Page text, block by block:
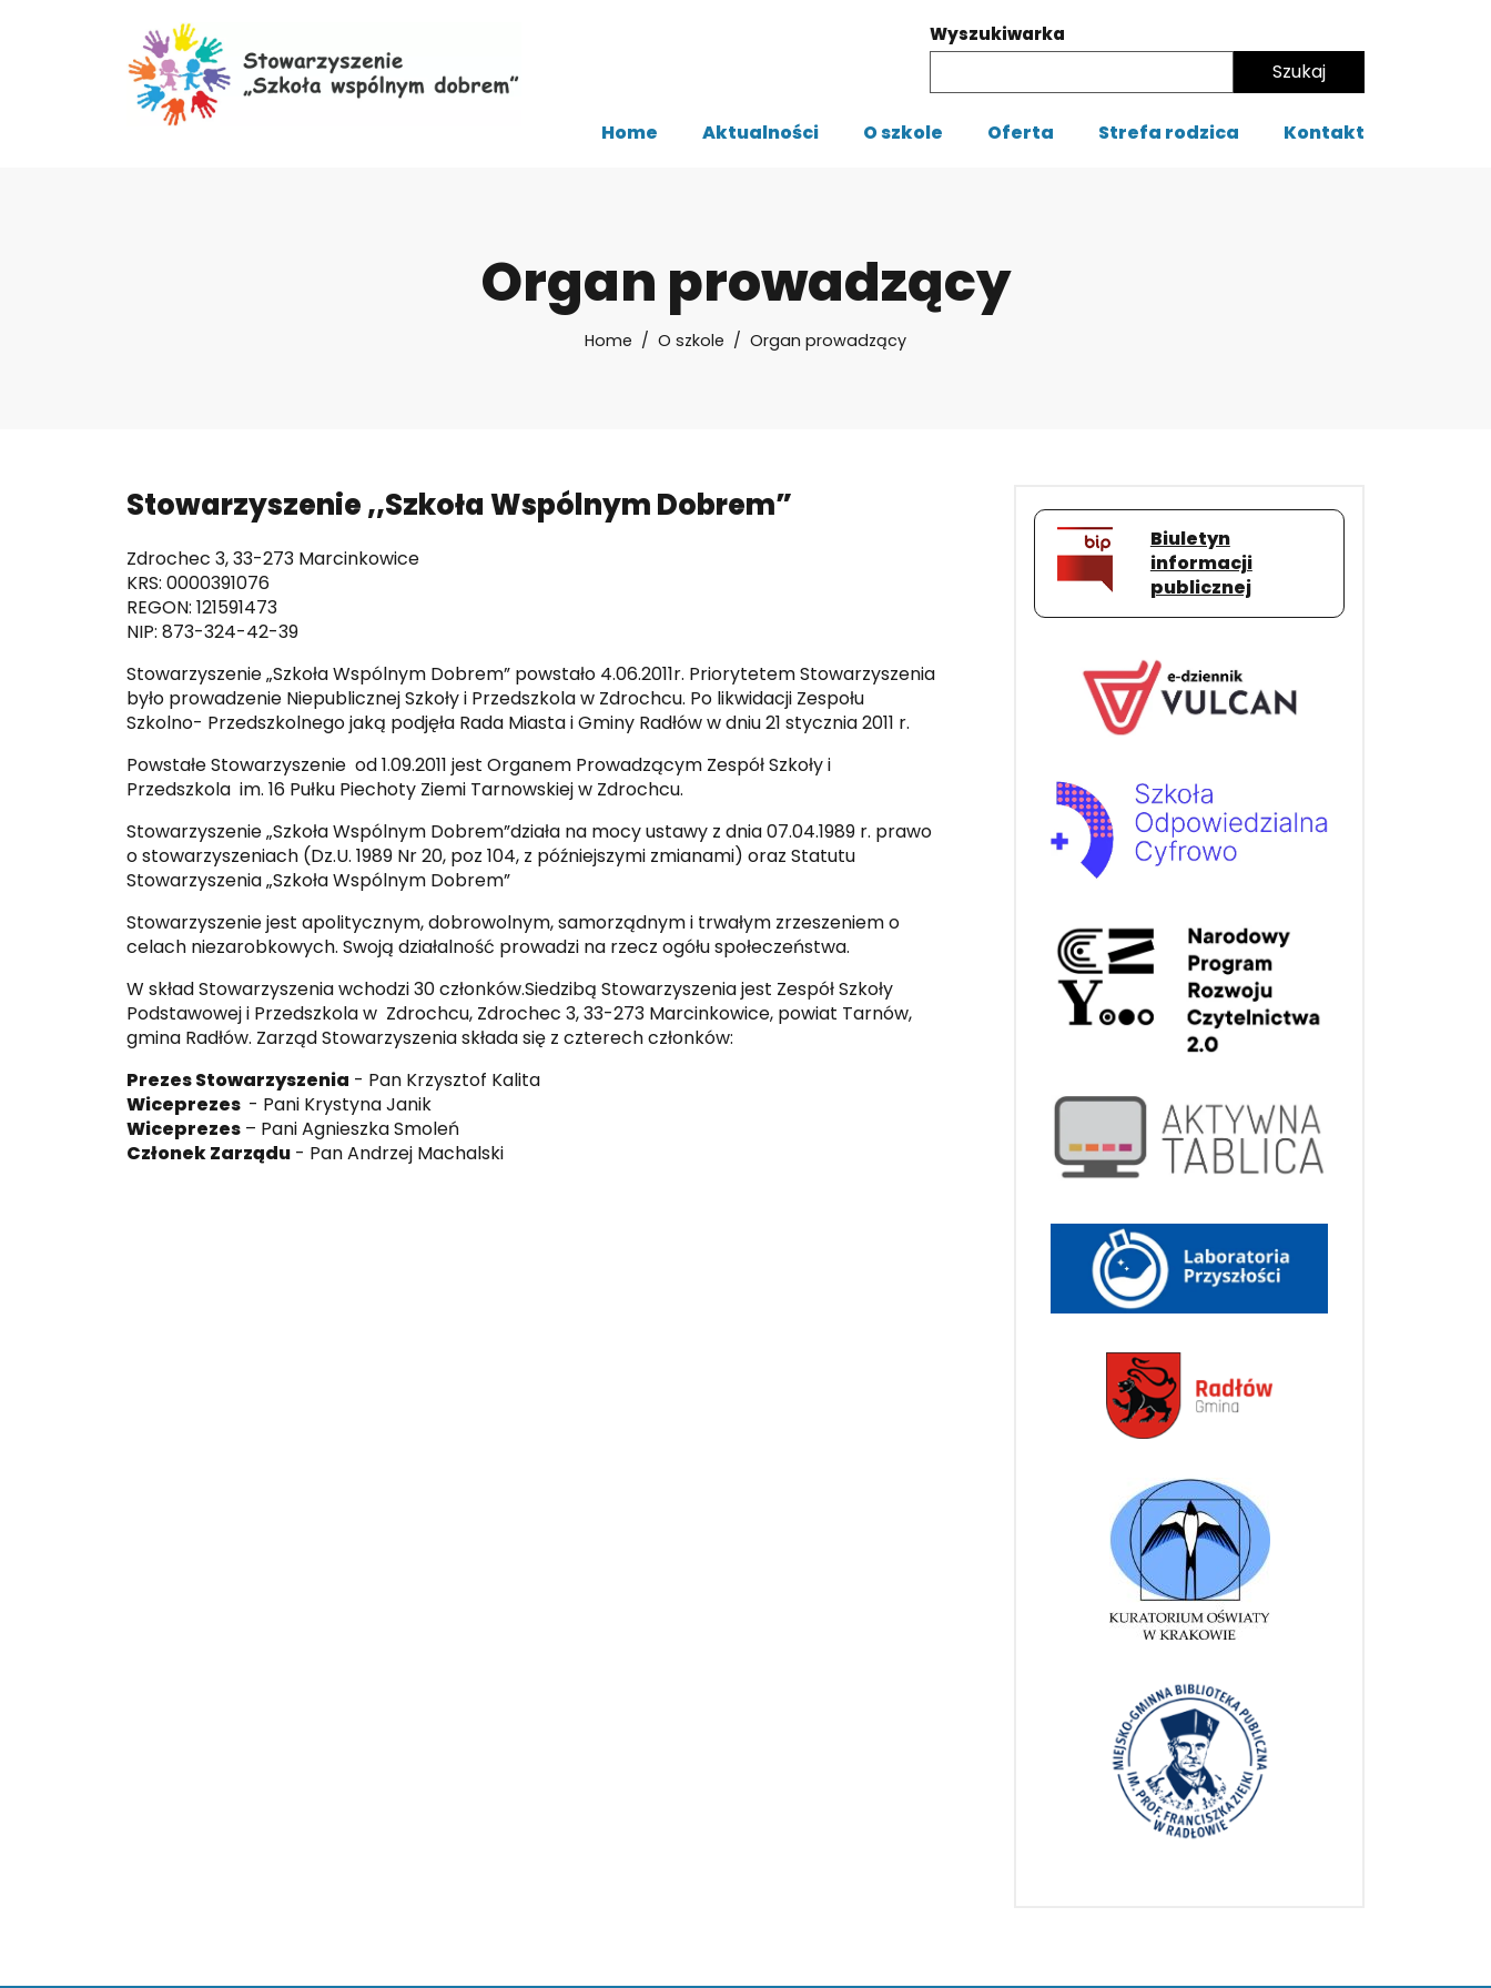
Wyszukiwarka
Home Aktualności O szkole Oferta Strefa rodzica Kontakt
Organ prowadzący
Home O szkole Organ prowadzący
Stowarzyszenie ,,Szkoła Wspólnym Dobrem”
Zdrochec 3, 33-273 Marcinkowice
KRS: 0000391076
REGON: 121591473
NIP: 873-324-42-39
Stowarzyszenie „Szkoła Wspólnym Dobrem” powstało 4.06.2011r. Priorytetem Stowarzyszenia
było prowadzenie Niepublicznej Szkoły i Przedszkola w Zdrochcu. Po likwidacji Zespołu
Szkolno- Przedszkolnego jaką podjęła Rada Miasta i Gminy Radłów w dniu 21 stycznia 2011 r.
Powstałe Stowarzyszenie od 1.09.2011 jest Organem Prowadzącym Zespół Szkoły i
Przedszkola im. 16 Pułku Piechoty Ziemi Tarnowskiej w Zdrochcu.
Stowarzyszenie „Szkoła Wspólnym Dobrem”działa na mocy ustawy z dnia 07.04.1989 r. prawo
o stowarzyszeniach (Dz.U. 1989 Nr 20, poz 104, z późniejszymi zmianami) oraz Statutu
Stowarzyszenia „Szkoła Wspólnym Dobrem”
Stowarzyszenie jest apolitycznym, dobrowolnym, samorządnym i trwałym zrzeszeniem o
celach niezarobkowych. Swoją działalność prowadzi na rzecz ogółu społeczeństwa.
W skład Stowarzyszenia wchodzi 30 członków.Siedzibą Stowarzyszenia jest Zespół Szkoły
Podstawowej i Przedszkola w Zdrochcu, Zdrochec 3, 33-273 Marcinkowice, powiat Tarnów,
gmina Radłów. Zarząd Stowarzyszenia składa się z czterech członków:
Prezes Stowarzyszenia - Pan Krzysztof Kalita
Wiceprezes - Pani Krystyna Janik
Wiceprezes – Pani Agnieszka Smoleń
Członek Zarządu - Pan Andrzej Machalski
Biuletyn
informacji
publicznej